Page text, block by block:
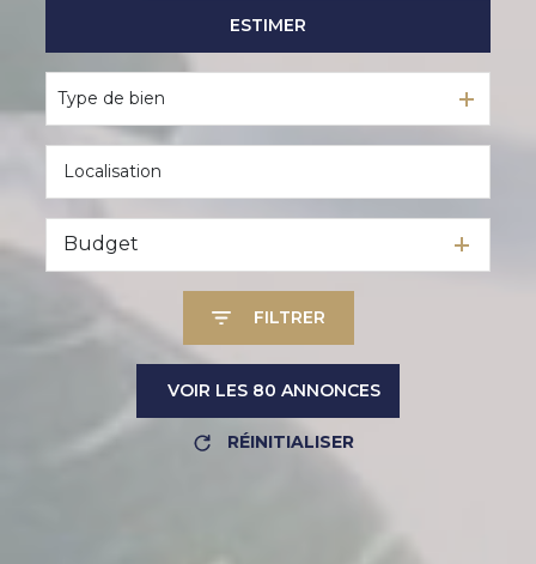
ESTIMER
Type de bien
Budget
FILTRER
VOIR LES 80 ANNONCES
RÉINITIALISER